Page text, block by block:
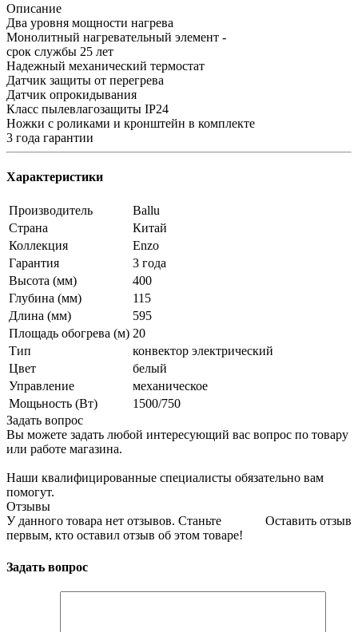
Описание
Два уровня мощности нагрева
Монолитный нагревательный элемент -
срок службы 25 лет
Надежный механический термостат
Датчик защиты от перегрева
Датчик опрокидывания
Класс пылевлагозащиты IP24
Ножки с роликами и кронштейн в комплекте
3 года гарантии
Характеристики
Производитель
Ballu
Страна
Китай
Коллекция
Enzo
Гарантия
3 года
Высота (мм)
400
Глубина (мм)
115
Длина (мм)
595
Площадь обогрева (м) 20
Тип
конвектор электрический
Цвет
белый
Управление
механическое
Мощьность (Вт)
1500/750
Задать вопрос
Вы можете задать любой интересующий вас вопрос по товару
или работе магазина.
Наши квалифицированные специалисты обязательно вам
помогут.
Отзывы
Оставить отзыв
У данного товара нет отзывов. Станьте
первым, кто оставил отзыв об этом товаре!
Задать вопрос